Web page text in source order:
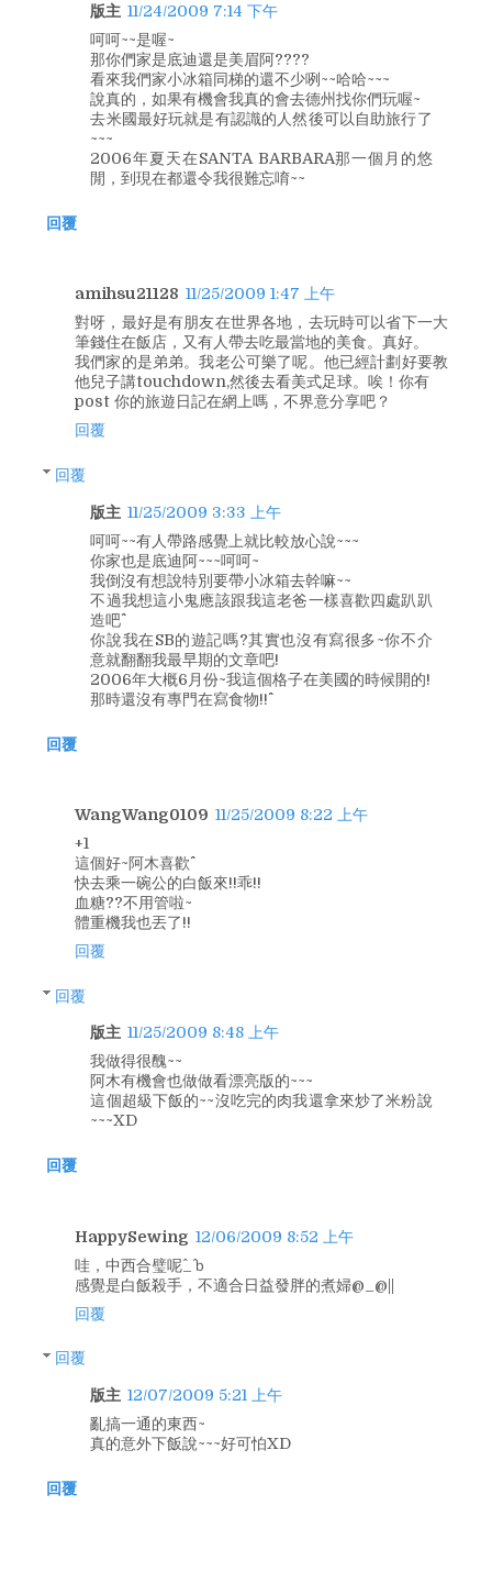
版主 11/24/2009 7:14 下午
呵呵~~是喔~
那你們家是底迪還是美眉阿????
看來我們家小冰箱同梯的還不少咧~~哈哈~~~
說真的，如果有機會我真的會去德州找你們玩喔~
去米國最好玩就是有認識的人然後可以自助旅行了
~~~
2006年夏天在SANTA BARBARA那一個月的悠
閒，到現在都還令我很難忘唷~~
回覆
amihsu21128 11/25/2009 1:47 上午
對呀，最好是有朋友在世界各地，去玩時可以省下一大
筆錢住在飯店，又有人帶去吃最當地的美食。真好。
我們家的是弟弟。我老公可樂了呢。他已經計劃好要教
他兒子講touchdown,然後去看美式足球。唉！你有
post 你的旅遊日記在網上嗎，不界意分享吧？
回覆
回覆
版主 11/25/2009 3:33 上午
呵呵~~有人帶路感覺上就比較放心說~~~
你家也是底迪阿~~~呵呵~
我倒沒有想說特別要帶小冰箱去幹嘛~~
不過我想這小鬼應該跟我這老爸一樣喜歡四處趴趴
造吧^^
你說我在SB的遊記嗎?其實也沒有寫很多~你不介
意就翻翻我最早期的文章吧!
2006年大概6月份~我這個格子在美國的時候開的!
那時還沒有專門在寫食物!!^^
回覆
WangWang0109 11/25/2009 8:22 上午
+1
這個好~阿木喜歡^^
快去乘一碗公的白飯來!!乖!!
血糖??不用管啦~
體重機我也丟了!!
回覆
回覆
版主 11/25/2009 8:48 上午
我做得很醜~~
阿木有機會也做做看漂亮版的~~~
這個超級下飯的~~沒吃完的肉我還拿來炒了米粉說
~~~XD
回覆
HappySewing 12/06/2009 8:52 上午
哇，中西合璧呢^_^ｂ
感覺是白飯殺手，不適合日益發胖的煮婦@_@||
回覆
回覆
版主 12/07/2009 5:21 上午
亂搞一通的東西~
真的意外下飯說~~~好可怕XD
回覆